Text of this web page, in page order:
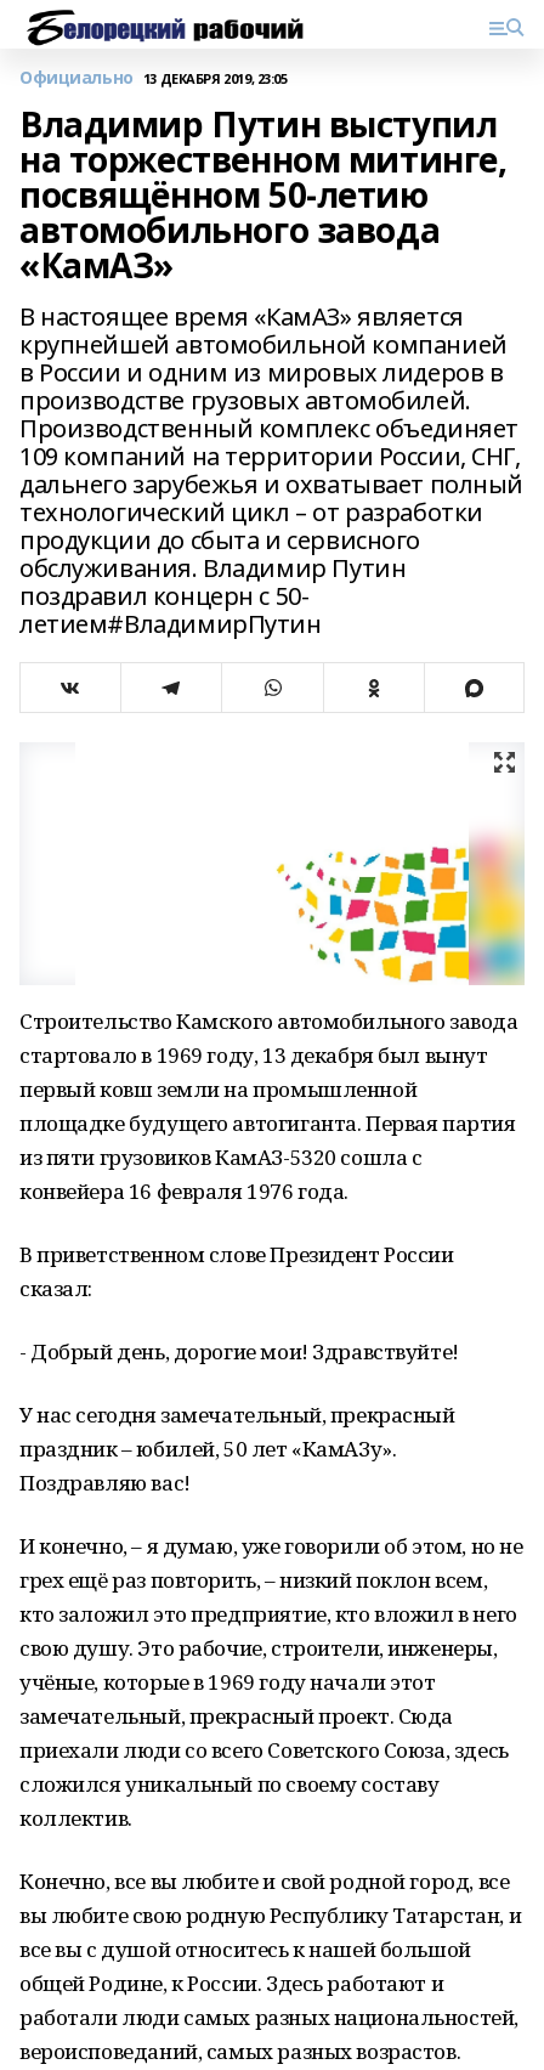
Официально 13 ДЕКАБРЯ 2019, 23:05
Владимир Путин выступил
на торжественном митинге,
посвящённом 50-летию
автомобильного завода
«КамАЗ»
В настоящее время «КамАЗ» является
крупнейшей автомобильной компанией
в России и одним из мировых лидеров в
производстве грузовых автомобилей.
Производственный комплекс объединяет
109 компаний на территории России, СНГ,
дальнего зарубежья и охватывает полный
технологический цикл – от разработки
продукции до сбыта и сервисного
обслуживания. Владимир Путин
поздравил концерн с 50-
летием#ВладимирПутин
Строительство Камского автомобильного завода
стартовало в 1969 году, 13 декабря был вынут
первый ковш земли на промышленной
площадке будущего автогиганта. Первая партия
из пяти грузовиков КамАЗ-5320 сошла с
конвейера 16 февраля 1976 года.
В приветственном слове Президент России
сказал:
- Добрый день, дорогие мои! Здравствуйте!
У нас сегодня замечательный, прекрасный
праздник – юбилей, 50 лет «КамАЗу».
Поздравляю вас!
И конечно, – я думаю, уже говорили об этом, но не
грех ещё раз повторить, – низкий поклон всем,
кто заложил это предприятие, кто вложил в него
свою душу. Это рабочие, строители, инженеры,
учёные, которые в 1969 году начали этот
замечательный, прекрасный проект. Сюда
приехали люди со всего Советского Союза, здесь
сложился уникальный по своему составу
коллектив.
Конечно, все вы любите и свой родной город, все
вы любите свою родную Республику Татарстан, и
все вы с душой относитесь к нашей большой
общей Родине, к России. Здесь работают и
работали люди самых разных национальностей,
вероисповеданий, самых разных возрастов.